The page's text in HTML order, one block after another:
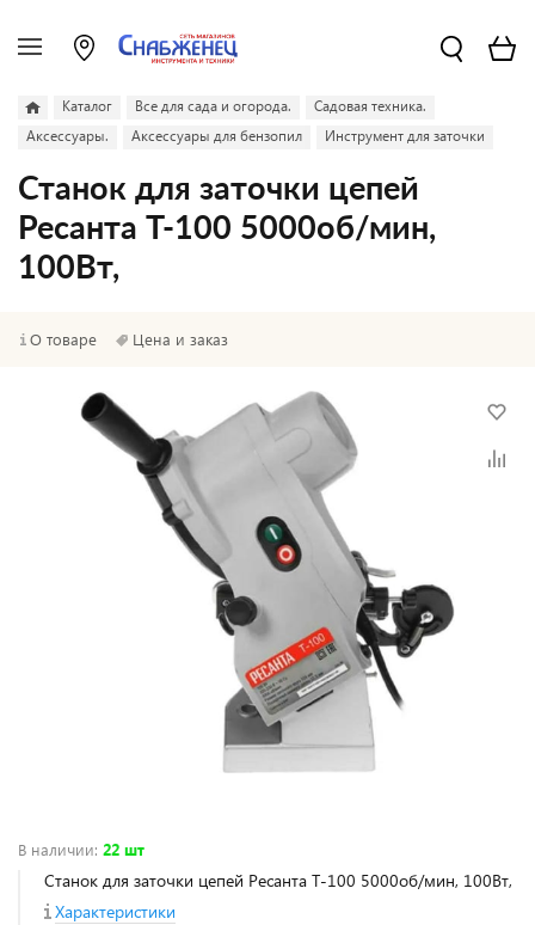
Каталог Все для сада и огорода.
Садовая техника.
Аксессуары.
Аксессуары для бензопил Инструмент для заточки
Станок для заточки цепей
Ресанта Т-100 5000об/мин,
100Вт,
О товаре Цена и заказ
В наличии: 22 шт
Станок для заточки цепей Ресанта Т-100 5000об/мин, 100Вт,
Характеристики